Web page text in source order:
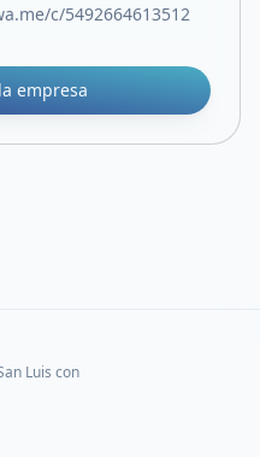
c/5492664613512
empresa
Luis con